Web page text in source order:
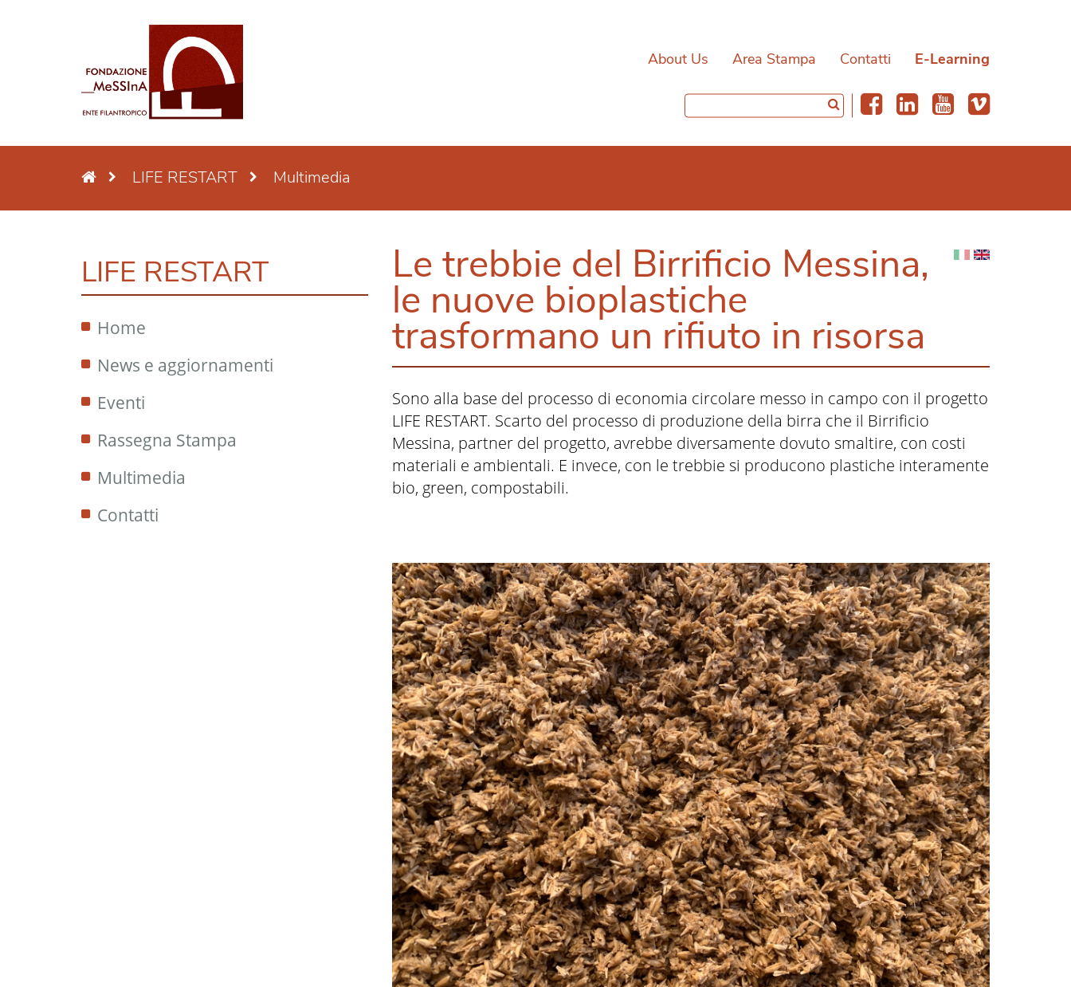
About Us Area Stampa Contatti E-Learning
LIFE RESTART Multimedia
LIFE RESTART
Home
News e aggiornamenti
Eventi
Rassegna Stampa
Multimedia
Contatti
Le trebbie del Birrificio Messina,
le nuove bioplastiche
trasformano un rifiuto in risorsa
Sono alla base del processo di economia circolare messo in campo con il progetto
LIFE RESTART. Scarto del processo di produzione della birra che il Birrificio
Messina, partner del progetto, avrebbe diversamente dovuto smaltire, con costi
materiali e ambientali. E invece, con le trebbie si producono plastiche interamente
bio, green, compostabili.